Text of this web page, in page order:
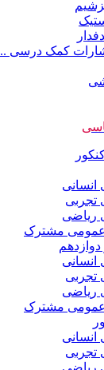
کمک درسی ..
مشترک
مشترک